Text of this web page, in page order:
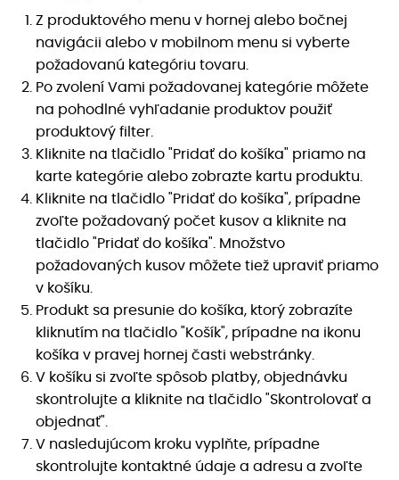
Z produktového menu v hornej alebo bočnej
navigácii alebo v mobilnom menu si vyberte
požadovanú kategóriu tovaru.
Po zvolení Vami požadovanej kategórie môžete
na pohodlné vyhľadanie produktov použiť
produktový filter.
Kliknite na tlačidlo "Pridať do košíka" priamo na
karte kategórie alebo zobrazte kartu produktu.
Kliknite na tlačidlo "Pridať do košíka", prípadne
zvoľte požadovaný počet kusov a kliknite na
tlačidlo "Pridať do košíka". Množstvo
požadovaných kusov môžete tiež upraviť priamo
v košíku.
Produkt sa presunie do košíka, ktorý zobrazíte
kliknutím na tlačidlo "Košík", prípadne na ikonu
košíka v pravej hornej časti webstránky.
V košíku si zvoľte spôsob platby, objednávku
skontrolujte a kliknite na tlačidlo "Skontrolovať a
objednať".
V nasledujúcom kroku vyplňte, prípadne
skontrolujte kontaktné údaje a adresu a zvoľte